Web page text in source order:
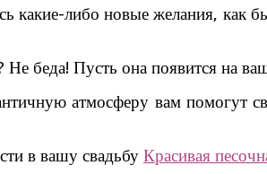
какие-либо новые желания, как
беда! Пусть она появится на
атмосферу вам помогут
в вашу свадьбу Красивая